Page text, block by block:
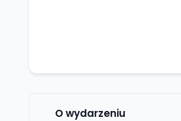
O wydarzeniu